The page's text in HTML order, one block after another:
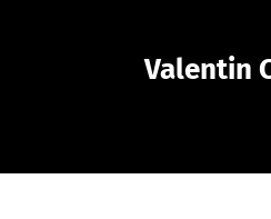
Valentin